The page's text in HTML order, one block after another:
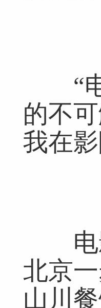
“电
的不
我在
电影
北京
山川
网友评论仅供其表